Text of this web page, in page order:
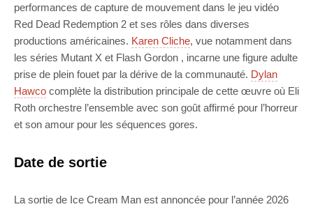
performances de capture de mouvement dans le jeu vidéo
Red Dead Redemption 2 et ses rôles dans diverses
productions américaines. Karen Cliche, vue notamment dans
les séries Mutant X et Flash Gordon , incarne une figure adulte
prise de plein fouet par la dérive de la communauté. Dylan
Hawco complète la distribution principale de cette œuvre où Eli
Roth orchestre l’ensemble avec son goût affirmé pour l’horreur
et son amour pour les séquences gores.
Date de sortie
La sortie de Ice Cream Man est annoncée pour l’année 2026